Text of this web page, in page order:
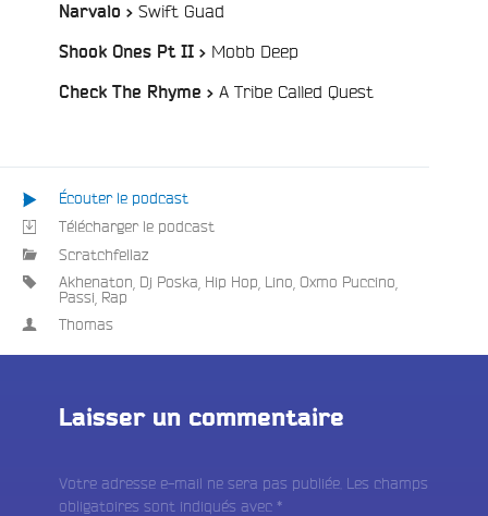
Narvalo > Swift Guad
Shook Ones Pt II > Mobb Deep
Check The Rhyme > A Tribe Called Quest
Écouter le podcast
Télécharger le podcast
Scratchfellaz
Akhenaton Dj Poska Hip Hop Lino Oxmo Puccino
Passi Rap
Thomas
Laisser un commentaire
Votre adresse e-mail ne sera pas publiée. Les champs
obligatoires sont indiqués avec *